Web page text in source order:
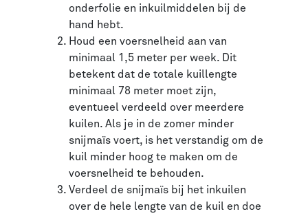
onderfolie en inkuilmiddelen bij de
hand hebt.
Houd een voersnelheid aan van
minimaal 1,5 meter per week. Dit
betekent dat de totale kuillengte
minimaal 78 meter moet zijn,
eventueel verdeeld over meerdere
kuilen. Als je in de zomer minder
snijmaïs voert, is het verstandig om de
kuil minder hoog te maken om de
voersnelheid te behouden.
Verdeel de snijmaïs bij het inkuilen
over de hele lengte van de kuil en doe